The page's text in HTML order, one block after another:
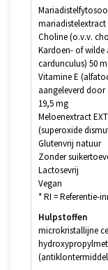
mariadistelextract
Choline (o.v.v.
Kardoen- of wilde
cardunculus) 50
Vitamine E
aangeleverd
19,5 mg
Meloenextract
(superoxide
Glutenvrij natuur
Zonder
Lactosevrij
Vegan
* RI = Referentie-
Hulpstoffen
microkristallijne